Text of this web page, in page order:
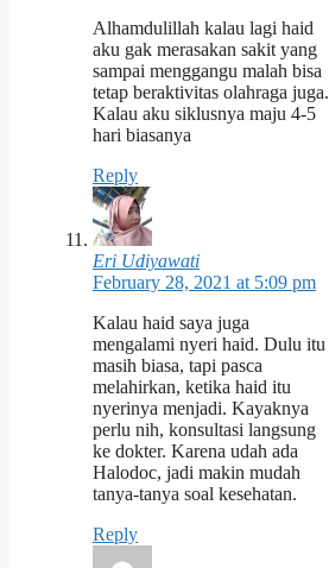
Alhamdulillah kalau lagi haid
aku gak merasakan sakit yang
sampai menggangu malah bisa
tetap beraktivitas olahraga juga.
Kalau aku siklusnya maju 4-5
hari biasanya
Reply
Eri Udiyawati
February 28, 2021 at 5:09 pm
Kalau haid saya juga
mengalami nyeri haid. Dulu itu
masih biasa, tapi pasca
melahirkan, ketika haid itu
nyerinya menjadi. Kayaknya
perlu nih, konsultasi langsung
ke dokter. Karena udah ada
Halodoc, jadi makin mudah
tanya-tanya soal kesehatan.
Reply